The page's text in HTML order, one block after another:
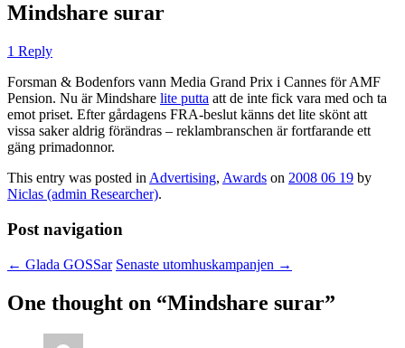
Mindshare surar
1 Reply
Forsman & Bodenfors vann Media Grand Prix i Cannes för AMF
Pension. Nu är Mindshare lite putta att de inte fick vara med och ta
emot priset. Efter gårdagens FRA-beslut känns det lite skönt att
vissa saker aldrig förändras – reklambranschen är fortfarande ett
gäng primadonnor.
This entry was posted in Advertising, Awards on 2008 06 19 by
Niclas (admin Researcher).
Post navigation
← Glada GOSSar Senaste utomhuskampanjen →
One thought on “Mindshare surar”